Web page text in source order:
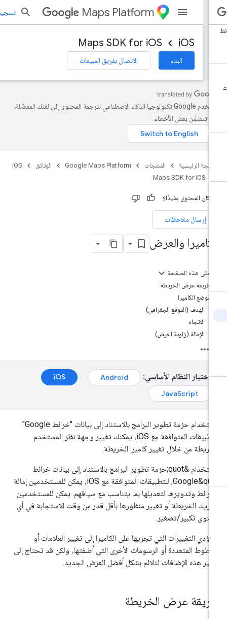
Maps Platform تسجيل
iOS
Maps SDK for iOS
الاتصال بفريق المبيعات
تستخدم Google تكنولوجيا الذكاء الاصطناعي لترجمة المحتوى إلى لغتك المفضّلة،
تتضمّن بعض الأخطاء.
الرئيسية المنتجات Google Maps Platform الوثائق
iOS
Maps SDK for iOS
كان المحتوى مفيدًا؟
إرسال ملاحظات
والعرض
على هذه الصفحة
طريقة عرض الخريطة
موضع الكاميرا
الهدف (الموقع الجغرافي)
الاتجاه
الإمالة (زاوية العرض)
اختيار النظام الأساسي: Android‏
iOS‏
JavaScript‏
باستخدام حزمة تطوير البرامج بالاستناد إلى بيانات "خرائط Google"
للتطبيقات المتوافقة مع iOS، يمكنك تغيير وجهة نظر المستخدم
من خلال تغيير كاميرا الخريطة.
باستخدام &quot;حزمة تطوير البرامج بالاستناد إلى بيانات خرائط
Google&quot; للتطبيقات المتوافقة مع iOS، يمكن للمستخدمين إمالة
وتدويرها لتعديلها بما يتناسب مع سياقهم. يمكن للمستخدمين
الخريطة أو تغيير منظورها بأقل قدر من وقت الاستجابة في أي
تكبير/تصغير.
تؤدي التغييرات التي تجريها على الكاميرا إلى تغيير العلامات أو
المتعددة أو الرسومات الأخرى التي أضفتها، ولكن قد تحتاج إلى
هذه الإضافات لتلائم بشكل أفضل العرض الجديد.
عرض الخريطة